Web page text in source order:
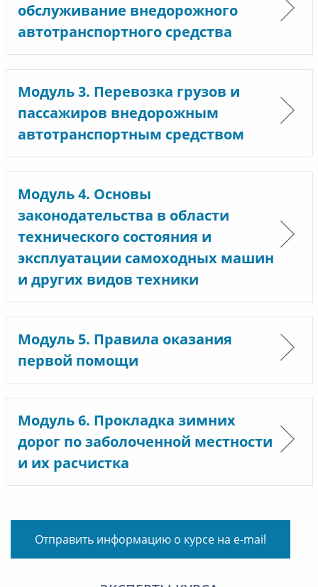
обслуживание внедорожного
автотранспортного средства
Модуль 3. Перевозка грузов и
пассажиров внедорожным
автотранспортным средством
Модуль 4. Основы
законодательства в области
технического состояния и
эксплуатации самоходных машин
и других видов техники
Модуль 5. Правила оказания
первой помощи
Модуль 6. Прокладка зимних
дорог по заболоченной местности
и их расчистка
Отправить информацию о курсе на e-mail